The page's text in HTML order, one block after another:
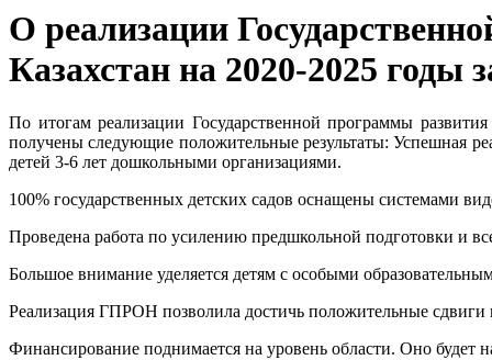
О реализации
Казахстан на 2020-2025 годы
По итогам реализации Государственной программы
получены следующие положительные результаты: Успешная
детей 3-6 лет дошкольными организациями.
100% государственных детских садов оснащены системами
Проведена работа по усилению предшкольной подготовки и
Большое внимание уделяется детям с особыми
Реализация ГПРОН позволила достичь положительные
Финансирование поднимается на уровень области. Оно будет